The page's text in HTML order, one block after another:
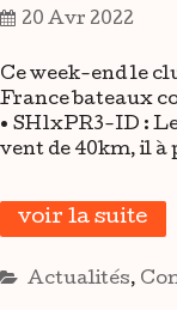
20 Avr 2022
Ce week-end le
France bateaux
• SH1xPR3-ID :
vent de 40km, il à
voir la suite
Actualités,